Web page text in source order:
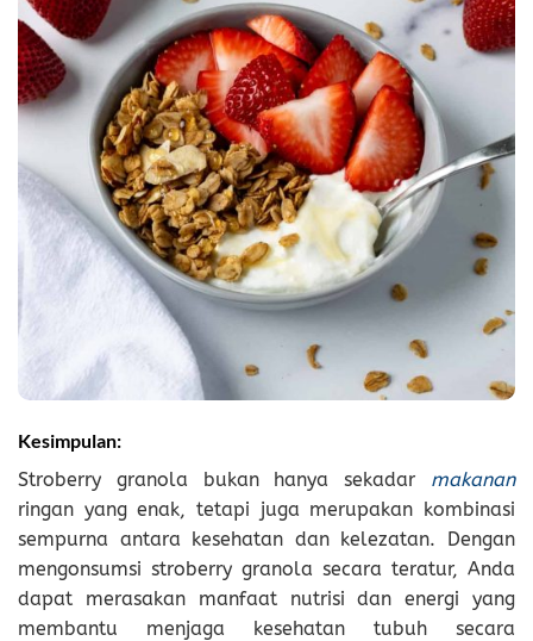
Kesimpulan:
Stroberry granola bukan hanya sekadar makanan
ringan yang enak, tetapi juga merupakan kombinasi
sempurna antara kesehatan dan kelezatan. Dengan
mengonsumsi stroberry granola secara teratur, Anda
dapat merasakan manfaat nutrisi dan energi yang
membantu menjaga kesehatan tubuh secara